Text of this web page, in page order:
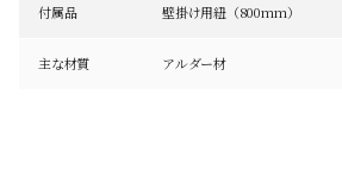
付属品 壁掛け用紐（800mm）
主な材質 アルダー材